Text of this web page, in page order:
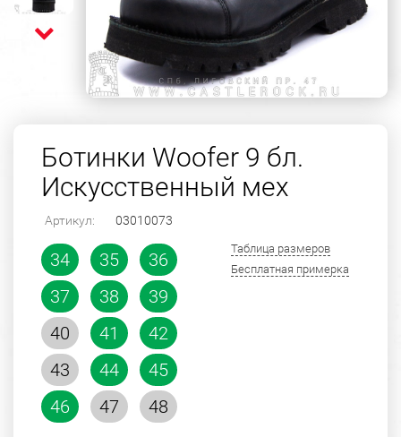
Ботинки Woofer 9 бл.
Искусственный мех
Артикул: 03010073
34 35
36
37
38
39
40
41
42
43
44
45
46
47 48
Таблица размеров
Бесплатная примерка